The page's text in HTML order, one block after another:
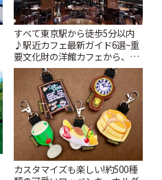
すべて東京駅から徒歩5分以内
♪駅近カフェ最新ガイド6選~重
要文化財の洋館カフェから、改
札すぐのレトロ喫茶まで~ | こと
りっぷ
カスタマイズも楽しい!約500種